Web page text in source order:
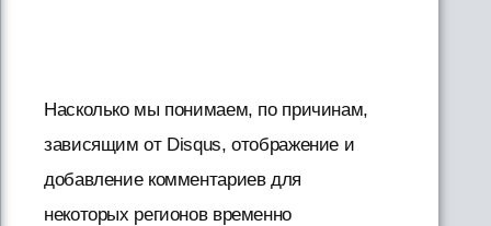
Насколько мы понимаем, по причинам,
зависящим от Disqus, отображение и
добавление комментариев для
некоторых регионов временно